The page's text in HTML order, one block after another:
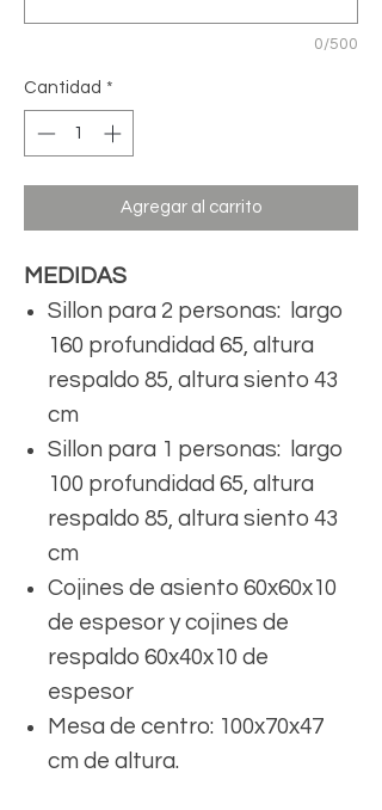
0/500
Cantidad *
Agregar al carrito
MEDIDAS
Sillon para 2 personas: largo
160 profundidad 65, altura
respaldo 85, altura siento 43
cm
Sillon para 1 personas: largo
100 profundidad 65, altura
respaldo 85, altura siento 43
cm
Cojines de asiento 60x60x10
de espesor y cojines de
respaldo 60x40x10 de
espesor
Mesa de centro: 100x70x47
cm de altura.